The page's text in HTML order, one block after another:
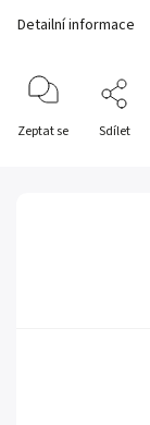
Detailní informace
Zeptat se Sdílet